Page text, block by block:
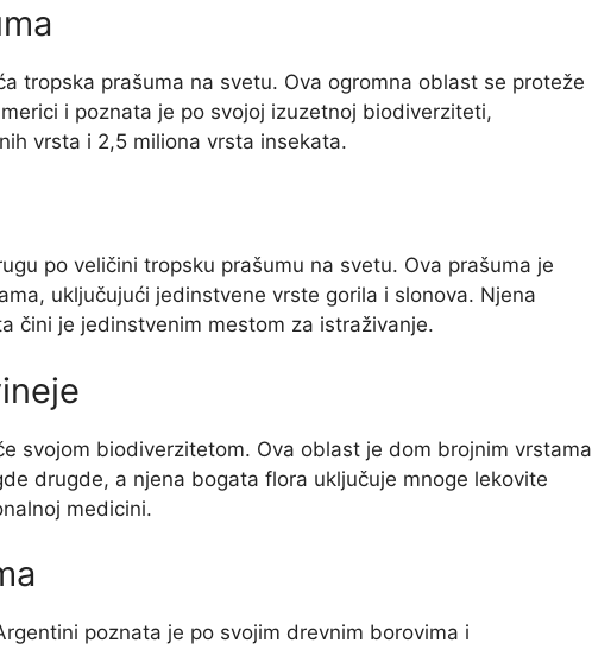
tropska prašuma na svetu. Ova ogromna oblast se proteže
i poznata je po svojoj izuzetnoj biodiverziteti,
vrsta i 2,5 miliona vrsta insekata.
po veličini tropsku prašumu na svetu. Ova prašuma je
uključujući jedinstvene vrste gorila i slonova. Njena
čini je jedinstvenim mestom za istraživanje.
svojom biodiverzitetom. Ova oblast je dom brojnim vrstama
drugde, a njena bogata flora uključuje mnoge lekovite
medicini.
poznata je po svojim drevnim borovima i